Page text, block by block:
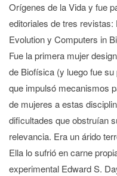
Orígenes de la Vida y fue
editoriales de tres
Evolution y Computers in
Fue la primera mujer
de Biofísica (y luego fue
que impulsó mecanismos
de mujeres a estas
dificultades que obstruían
relevancia. Era un árido
Ella lo sufrió en carne
experimental Edward S.